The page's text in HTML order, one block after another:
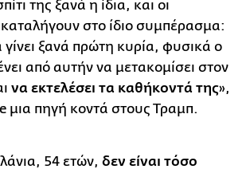
της ξανά η ίδια, και οι
στο ίδιο συμπέρασμα:
ξανά πρώτη κυρία, φυσικά ο
από αυτήν να μετακομίσει στον
να εκτελέσει τα καθήκοντά της»,
μια πηγή κοντά στους Τραμπ.
54 ετών, δεν είναι τόσο